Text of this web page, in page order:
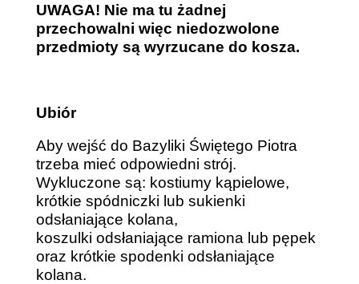
UWAGA! Nie ma tu żadnej
przechowalni więc niedozwolone
przedmioty są wyrzucane do kosza.
Ubiór
Aby wejść do Bazyliki Świętego Piotra
trzeba mieć odpowiedni strój.
Wykluczone są: kostiumy kąpielowe,
krótkie spódniczki lub sukienki
odsłaniające kolana,
koszulki odsłaniające ramiona lub pępek
oraz krótkie spodenki odsłaniające
kolana.